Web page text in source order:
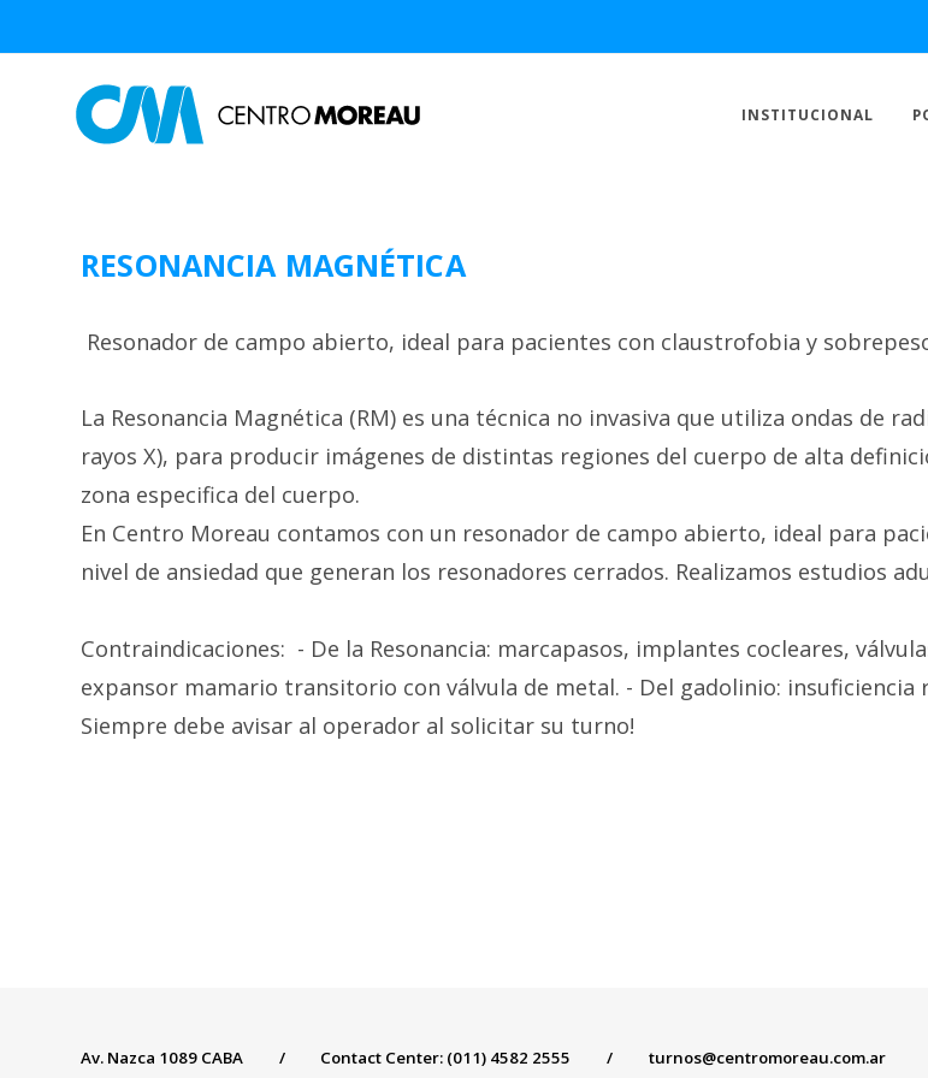
INSTITUCIONAL
RESONANCIA MAGNÉTICA
Resonador de campo abierto, ideal para pacientes con claustrofobia y
La Resonancia Magnética (RM) es una técnica no invasiva que utiliza ondas de
rayos X), para producir imágenes de distintas regiones del cuerpo de alta
zona especifica del cuerpo.
En Centro Moreau contamos con un resonador de campo abierto, ideal para
nivel de ansiedad que generan los resonadores cerrados. Realizamos estudios
Contraindicaciones: - De la Resonancia: marcapasos, implantes cocleares,
expansor mamario transitorio con válvula de metal. - Del gadolinio: insuficiencia
Siempre debe avisar al operador al solicitar su turno!
Av. Nazca 1089 CABA / Contact Center: (011) 4582 2555 / turnos@centromoreau.com.ar